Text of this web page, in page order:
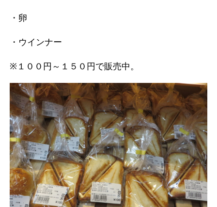
・卵
・ウインナー
※１００円～１５０円で販売中。